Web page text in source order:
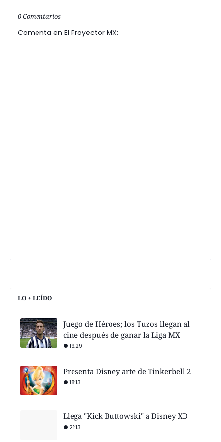
0 Comentarios
Comenta en El Proyector MX:
LO + LEÍDO
Juego de Héroes; los Tuzos llegan al
cine después de ganar la Liga MX
19:29
Presenta Disney arte de Tinkerbell 2
18:13
Llega "Kick Buttowski" a Disney XD
21:13